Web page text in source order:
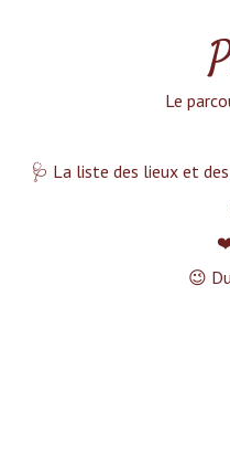
Le
🩺 La liste des lieux et des
😉